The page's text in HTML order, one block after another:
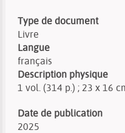
Type de document
Livre
Langue
français
Description physique
1 vol. (314 p.) ; 23 x 16
Date de publication
2025